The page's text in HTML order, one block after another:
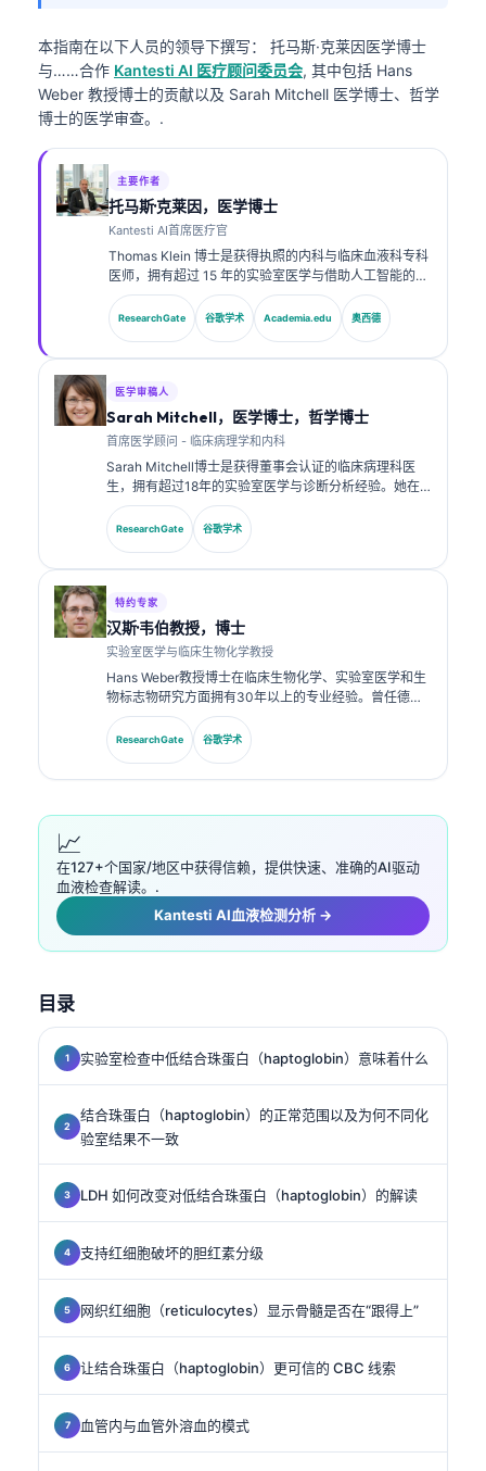
本指南在以下人员的领导下撰写： 托马斯·克莱因医学博士
与……合作 Kantesti AI 医疗顾问委员会, 其中包括 Hans
Weber 教授博士的贡献以及 Sarah Mitchell 医学博士、哲学
博士的医学审查。.
主要作者
托马斯·克莱因，医学博士
Kantesti AI首席医疗官
Thomas Klein 博士是获得执照的内科与临床血液科专科
医师，拥有超过 15 年的实验室医学与借助人工智能的临
床分析经验。作为 Kantesti AI 的首席医疗官，他负责对
专有神经网络的医学准确性进行临床监督。Klein 博士在
生物标志物解读以及实验室医学相关的实验室诊断方面
ResearchGate 谷歌学术 Academia.edu 奥西德
医学审稿人
Sarah Mitchell，医学博士，哲学博士
首席医学顾问 - 临床病理学和内科
Sarah Mitchell博士是获得董事会认证的临床病理科医
生，拥有超过18年的实验室医学与诊断分析经验。她在
临床化学方面拥有专业认证，并在临床实践中就生物标志
物面板与实验室分析发表了大量研究成果。.
ResearchGate 谷歌学术
特约专家
汉斯·韦伯教授，博士
实验室医学与临床生物化学教授
Hans Weber教授博士在临床生物化学、实验室医学和生
物标志物研究方面拥有30年以上的专业经验。曾任德国
临床化学学会主席，他专注于诊断面板分析、生物标志物
标准化以及AI辅助的实验室医学。.
ResearchGate 谷歌学术
📈
在127+个国家/地区中获得信赖，提供快速、准确的AI驱动
血液检查解读。.
Kantesti AI血液检测分析 →
目录
实验室检查中低结合珠蛋白（haptoglobin）意味着什么
结合珠蛋白（haptoglobin）的正常范围以及为何不同化
验室结果不一致
LDH 如何改变对低结合珠蛋白（haptoglobin）的解读
支持红细胞破坏的胆红素分级
网织红细胞（reticulocytes）显示骨髓是否在“跟得上”
让结合珠蛋白（haptoglobin）更可信的 CBC 线索
血管内与血管外溶血的模式